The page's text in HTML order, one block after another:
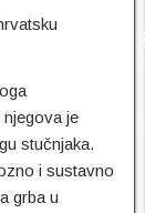
je
stučnjaka.
i sustavno
grba u